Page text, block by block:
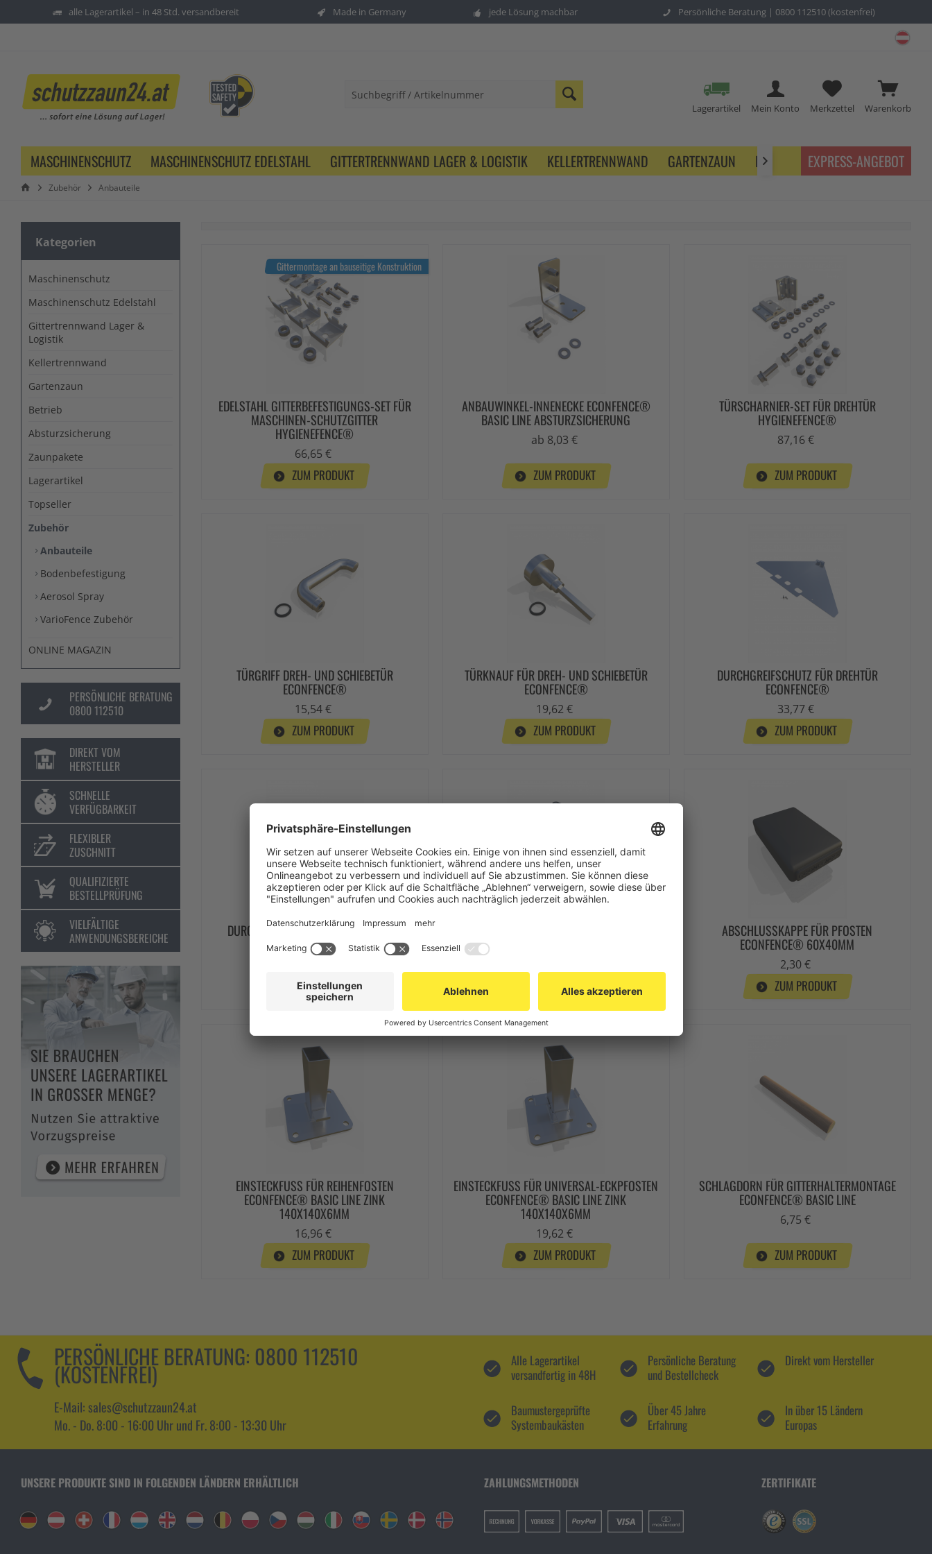
alle Lagerartikel – in 48 Std. versandbereit Made in Germany jede Lösung machbar Persönliche Beratung | 0800 112510 (kostenfrei)
Warenkorb
Merkzettel
Mein Konto
Lagerartikel
MASCHINENSCHUTZ MASCHINENSCHUTZ EDELSTAHL GITTERTRENNWAND LAGER & LOGISTIK KELLERTRENNWAND GARTENZAUN BETRIEB
 EXPRESS-ANGEBOT
Zubehör Anbauteile
Kategorien
Maschinenschutz
Maschinenschutz Edelstahl
Gittertrennwand Lager &
Logistik
Kellertrennwand
Gartenzaun
Betrieb
Absturzsicherung
Zaunpakete
Lagerartikel
Topseller
Zubehör
Anbauteile
Bodenbefestigung
Aerosol Spray
VarioFence Zubehör
ONLINE MAGAZIN
PERSÖNLICHE BERATUNG
0800 112510
DIREKT VOM
HERSTELLER
SCHNELLE
VERFÜGBARKEIT
FLEXIBLER
ZUSCHNITT
QUALIFIZIERTE
BESTELLPRÜFUNG
VIELFÄLTIGE
ANWENDUNGSBEREICHE
Gittermontage an bauseitige Konstruktion
EDELSTAHL GITTERBEFESTIGUNGS-SET FÜR
MASCHINEN-SCHUTZGITTER
HYGIENEFENCE®
66,65 €
ZUM PRODUKT
ANBAUWINKEL-INNENECKE ECONFENCE®
BASIC LINE ABSTURZSICHERUNG
ab 8,03 €
ZUM PRODUKT
TÜRSCHARNIER-SET FÜR DREHTÜR
HYGIENEFENCE®
87,16 €
ZUM PRODUKT
TÜRGRIFF DREH- UND SCHIEBETÜR
ECONFENCE®
15,54 €
ZUM PRODUKT
TÜRKNAUF FÜR DREH- UND SCHIEBETÜR
ECONFENCE®
19,62 €
ZUM PRODUKT
DURCHGREIFSCHUTZ FÜR DREHTÜR
ECONFENCE®
33,77 €
ZUM PRODUKT
DURCHGREIFSCHUTZ FÜR SCHIEBETÜR
ECONFENCE®
ZUM PRODUKT ZUM PRODUKT
ABSCHLUSSKAPPE FÜR PFOSTEN
ECONFENCE® 60X40MM
2,30 €
ZUM PRODUKT
EINSTECKFUSS FÜR REIHENFOSTEN E
CONFENCE® BASIC LINE ZINK 1
40X140X6MM
16,96 €
ZUM PRODUKT
EINSTECKFUSS FÜR UNIVERSAL-ECKPFOSTEN E
CONFENCE® BASIC LINE ZINK 1
40X140X6MM
19,62 €
ZUM PRODUKT
SCHLAGDORN FÜR GITTERHALTERMONTAGE
ECONFENCE® BASIC LINE
6,75 €
ZUM PRODUKT
PERSÖNLICHE BERATUNG: 0800 112510
(KOSTENFREI)
E-Mail: sales@schutzzaun24.at
Mo. - Do. 8:00 - 16:00 Uhr und Fr. 8:00 - 13:30 Uhr
Alle Lagerartikel
versandfertig in 48H
Persönliche Beratung
und Bestellcheck
Direkt vom Hersteller
Baumustergeprüfte
Systembaukästen
Über 45 Jahre
Erfahrung
In über 15 Ländern
Europas
UNSERE PRODUKTE SIND IN FOLGENDEN LÄNDERN ERHÄLTLICH ZAHLUNGSMETHODEN ZERTIFIKATE